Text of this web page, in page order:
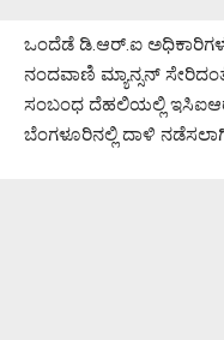
ಒಂದೆಡೆ ಡಿ.ಆರ್.ಐ ಅಧಿಕಾರಿಗಳು
ನಂದವಾಣಿ ಮ್ಯಾನ್ಸನ್
ಸಂಬಂಧ ದೆಹಲಿಯಲ್ಲಿ
ಬೆಂಗಳೂರಿನಲ್ಲಿ ದಾಳಿ